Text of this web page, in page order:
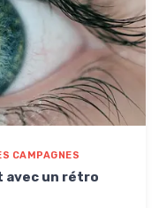
CAMPAGNES
avec un rétro